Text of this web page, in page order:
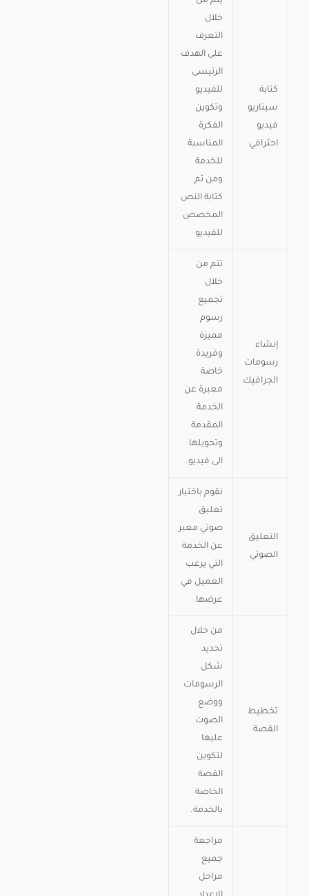
كتابة
سيناريو
فيديو
احترافي
خلال
التعرف
على الهدف
الرئيسى
للفيديو
وتكوين
الفكرة
المناسبة
للخدمة
ومن ثم
كتابة النص
المخصص
للفيديو
إنشاء
رسومات
الجرافيك
تتم من
خلال
تجميع
رسوم
مميزة
وفريدة
خاصة
معبرة عن
الخدمة
المقدمة
وتحويلها
الى فيديو.
التعليق
الصوتي
نقوم باختيار
تعليق
صوتي معبر
عن الخدمة
التي يرغب
العميل في
عرضها.
تخطيط
القصة
من خلال
تحديد
شكل
الرسومات
ووضع
الصوت
عليها
لتكوين
القصة
الخاصة
بالخدمة.
مراجعة
جميع
مراحل